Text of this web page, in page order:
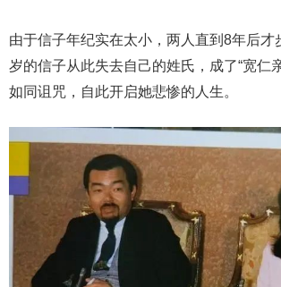
由于信子年纪实在太小，两人直到8年后才
岁的信子从此失去自己的姓氏，成了“宽仁
如同诅咒，自此开启她悲惨的人生。